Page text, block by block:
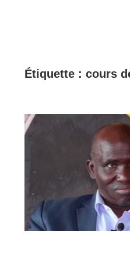
Étiquette : cours